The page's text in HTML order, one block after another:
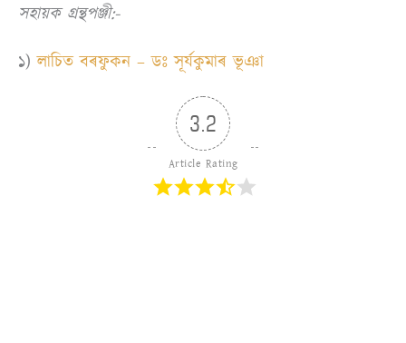
সহায়ক গ্ৰন্থপঞ্জী:-
১)লাচিত বৰফুকন – ডঃ সূৰ্যকুমাৰ ভূঞা
3.2
Article Rating